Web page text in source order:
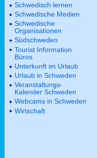
Schwedisch lernen
Schwedische Medien
Schwedische
Organisationen
Südschweden
Tourist Information
Büros
Unterkunft im Urlaub
Urlaub in Schweden
Veranstaltungs-
Kalender Schweden
Webcams in Schweden
Wirtschaft